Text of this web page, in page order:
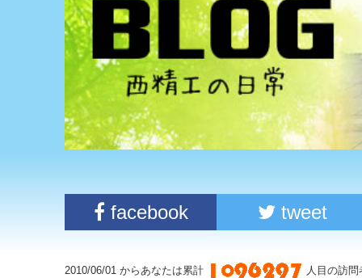
facebook tweet
2010/06/01 からあなたは累計 人目の訪